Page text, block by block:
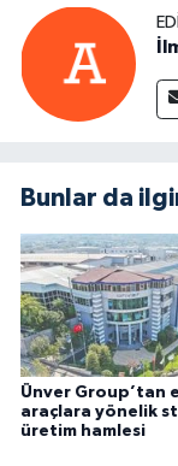
Bunlar da
Ünver Group’tan
araçlara yönelik
üretim hamlesi